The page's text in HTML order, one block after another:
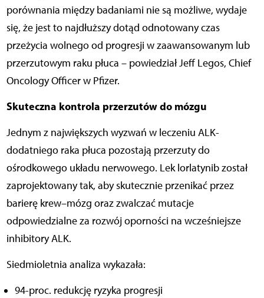
porównania między badaniami nie są możliwe, wydaje
się, że jest to najdłuższy dotąd odnotowany czas
przeżycia wolnego od progresji w zaawansowanym lub
przerzutowym raku płuca – powiedział Jeff Legos, Chief
Oncology Officer w Pfizer.
Skuteczna kontrola przerzutów do mózgu
Jednym z największych wyzwań w leczeniu ALK-
dodatniego raka płuca pozostają przerzuty do
ośrodkowego układu nerwowego. Lek lorlatynib został
zaprojektowany tak, aby skutecznie przenikać przez
barierę krew–mózg oraz zwalczać mutacje
odpowiedzialne za rozwój oporności na wcześniejsze
inhibitory ALK.
Siedmioletnia analiza wykazała:
94-proc. redukcję ryzyka progresji